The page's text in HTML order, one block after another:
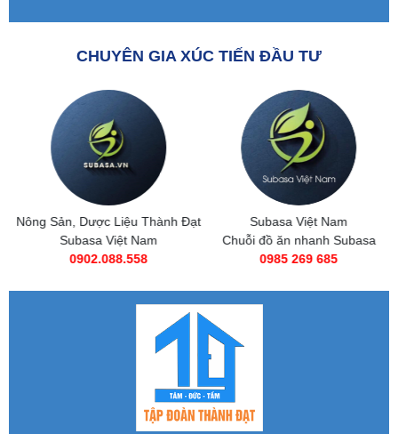
CHUYÊN GIA XÚC TIẾN ĐẦU TƯ
Nông Sản, Dược Liệu Thành Đạt
Subasa Việt Nam
0902.088.558
Subasa Việt Nam
Chuỗi đồ ăn nhanh Subasa
0985 269 685